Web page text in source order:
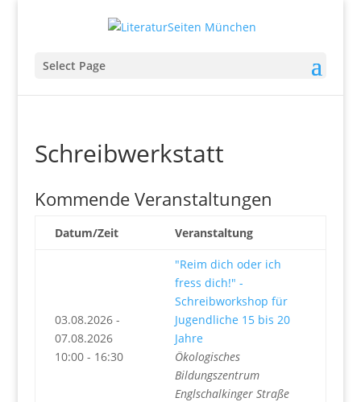
Select Page
Schreibwerkstatt
Kommende Veranstaltungen
Datum/Zeit Veranstaltung
03.08.2026 -
07.08.2026
10:00 - 16:30
"Reim dich oder ich
fress dich!" -
Schreibworkshop für
Jugendliche 15 bis 20
Jahre
Ökologisches
Bildungszentrum
Englschalkinger Straße